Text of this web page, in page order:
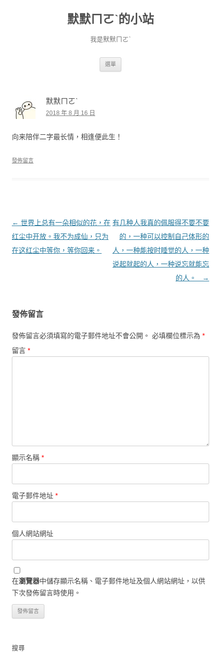
默默ㄇㄛˋ的小站
我是默默ㄇㄛˋ
選單
默默ㄇㄛˋ
2018 年 8 月 16 日
向来陪伴二字最长情，相逢便此生！
發佈留言
文章導覽
← 世界上总有一朵相似的花，在
红尘中开放。我不为成仙，只为
在这红尘中等你，等你回来。
有几种人我真的佩服得不要不要
的，一种可以控制自己体形的
人，一种能按时睡觉的人，一种
说起就起的人，一种说忘就能忘
的人。 ​ ​​
→
發佈留言
發佈留言必須填寫的電子郵件地址不會公開。 必填欄位標示為 *
留言 *
顯示名稱 *
電子郵件地址 *
個人網站網址
在瀏覽器中儲存顯示名稱、電子郵件地址及個人網站網址，以供
下次發佈留言時使用。
搜尋